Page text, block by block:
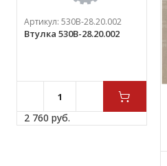
Артикул:530В-28.20.002
Втулка 530В-28.20.002
2 760 руб.